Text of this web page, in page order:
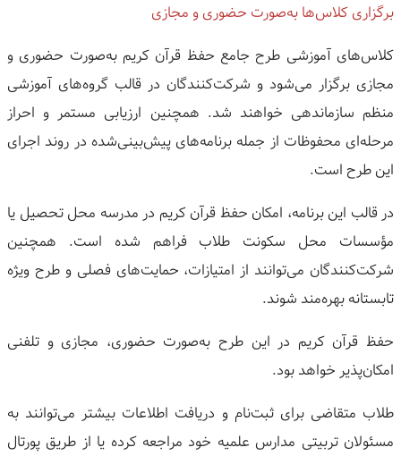
برگزاری کلاس‌ها به‌صورت حضوری و مجازی
کلاس‌های آموزشی طرح جامع حفظ قرآن کریم به‌صورت حضوری و
مجازی برگزار می‌شود و شرکت‌کنندگان در قالب گروه‌های آموزشی
منظم سازماندهی خواهند شد. همچنین ارزیابی مستمر و احراز
مرحله‌ای محفوظات از جمله برنامه‌های پیش‌بینی‌شده در روند اجرای
این طرح است.
در قالب این برنامه، امکان حفظ قرآن کریم در مدرسه محل تحصیل یا
مؤسسات محل سکونت طلاب فراهم شده است. همچنین
شرکت‌کنندگان می‌توانند از امتیازات، حمایت‌های فصلی و طرح ویژه
تابستانه بهره‌مند شوند.
حفظ قرآن کریم در این طرح به‌صورت حضوری، مجازی و تلفنی
امکان‌پذیر خواهد بود.
طلاب متقاضی برای ثبت‌نام و دریافت اطلاعات بیشتر می‌توانند به
مسئولان تربیتی مدارس علمیه خود مراجعه کرده یا از طریق پورتال